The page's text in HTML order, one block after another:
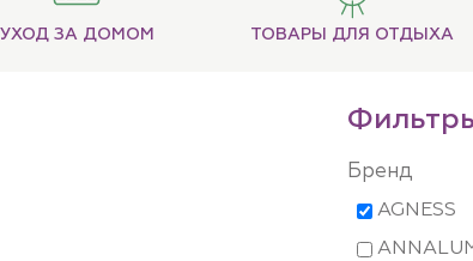
УХОД ЗА ДОМОМ ТОВАРЫ ДЛЯ ОТДЫХА
Бренд
AGNESS